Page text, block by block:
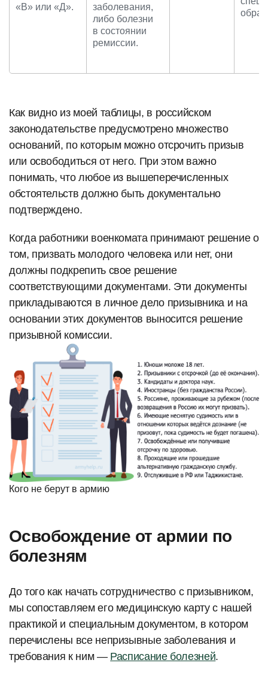
«В» или «Д».
заболевания,
либо болезни
в состоянии
ремиссии.
Как видно из моей таблицы, в российском
законодательстве предусмотрено множество
оснований, по которым можно отсрочить призыв
или освободиться от него. При этом важно
понимать, что любое из вышеперечисленных
обстоятельств должно быть документально
подтверждено.
Когда работники военкомата принимают решение о
том, призвать молодого человека или нет, они
должны подкрепить свое решение
соответствующими документами. Эти документы
прикладываются в личное дело призывника и на
основании этих документов выносится решение
призывной комиссии.
Кого не берут в армию
Освобождение от армии по
болезням
До того как начать сотрудничество с призывником,
мы сопоставляем его медицинскую карту с нашей
практикой и специальным документом, в котором
перечислены все непризывные заболевания и
требования к ним — Расписание болезней.